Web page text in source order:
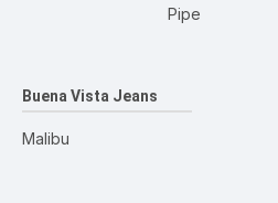
Pipe
Buena Vista Jeans
Malibu